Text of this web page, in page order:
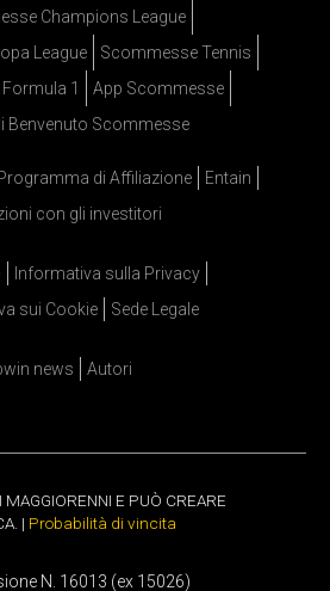
Champions League
League
Scommesse Tennis
1
App Scommesse
Benvenuto Scommesse
di Affiliazione
Entain
con gli investitori
Informativa sulla Privacy
sui Cookie
Sede Legale
news Autori
MAGGIORENNI E PUÒ CREARE
| Probabilità di vincita
N. 16013 (ex 15026)